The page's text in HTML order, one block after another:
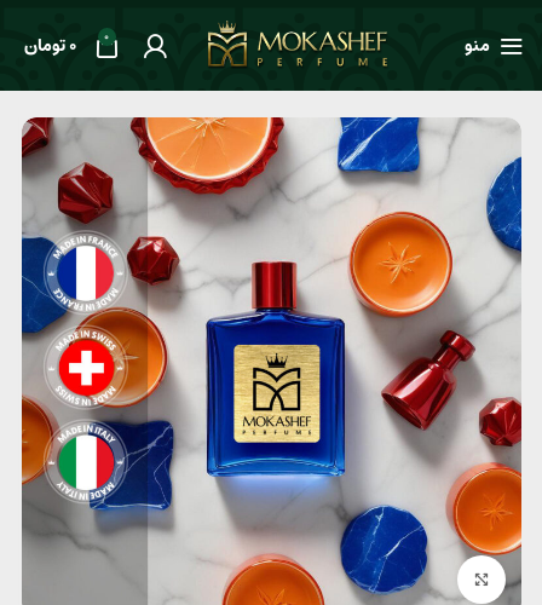
منو 0
0تومان
بزرگنمایی تصویر